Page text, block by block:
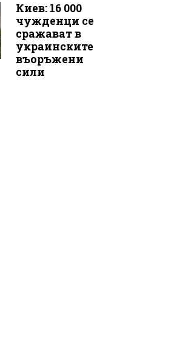
Киев: 16 000
чужденци се
сражават в
украинските
въоръжени
сили